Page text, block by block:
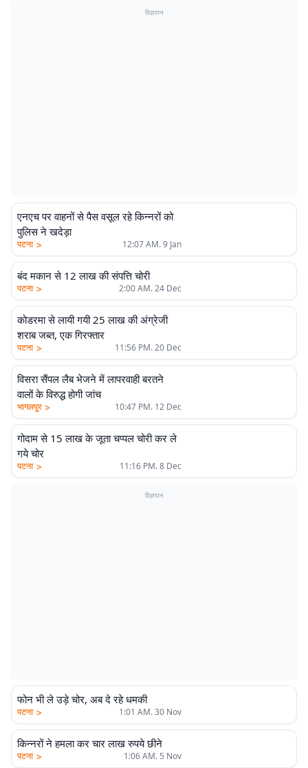
विज्ञापन
एनएच पर वाहनों से पैस वसूल रहे किन्नरों को
पुलिस ने खदेड़ा
पटना > 12:07 AM. 9 Jan
बंद मकान से 12 लाख की संपत्ति चोरी
पटना > 2:00 AM. 24 Dec
कोडरमा से लायी गयी 25 लाख की अंग्रेजी
शराब जब्त, एक गिरफ्तार
पटना > 11:56 PM. 20 Dec
विसरा सैंपल लैब भेजने में लापरवाही बरतने
वालों के विरुद्ध होगी जांच
भागलपुर > 10:47 PM. 12 Dec
गोदाम से 15 लाख के जूता चप्पल चोरी कर ले
गये चोर
पटना > 11:16 PM. 8 Dec
विज्ञापन
फोन भी ले उड़े चोर, अब दे रहे धमकी
पटना > 1:01 AM. 30 Nov
किन्नरों ने हमला कर चार लाख रुपये छीने
पटना > 1:06 AM. 5 Nov